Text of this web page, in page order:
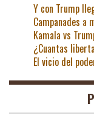
Y con Trump
Campanades a
Kamala vs
¿Cuantas
El vicio del